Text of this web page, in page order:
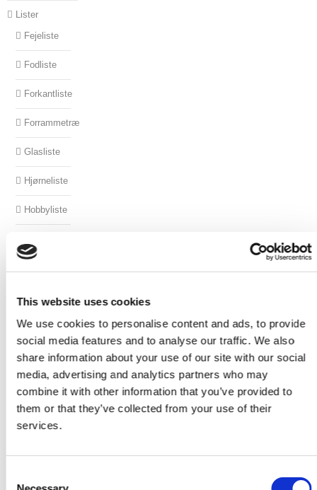
This website uses cookies
We use cookies to personalise content and ads, to provide
social media features and to analyse our traffic. We also
share information about your use of our site with our social
media, advertising and analytics partners who may
combine it with other information that you’ve provided to
them or that they’ve collected from your use of their
services.
Lister
Fejeliste
Fodliste
Forkantliste
Forrammetræ
Glasliste
Hjørneliste
Hobbyliste
Lister
Kvartstafliste
Notliste
Primo
Plast
lister